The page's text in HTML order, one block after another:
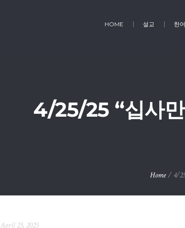
HOME 설교 한
4/25/25 “십사
Home/ 4/
April 25, 2025